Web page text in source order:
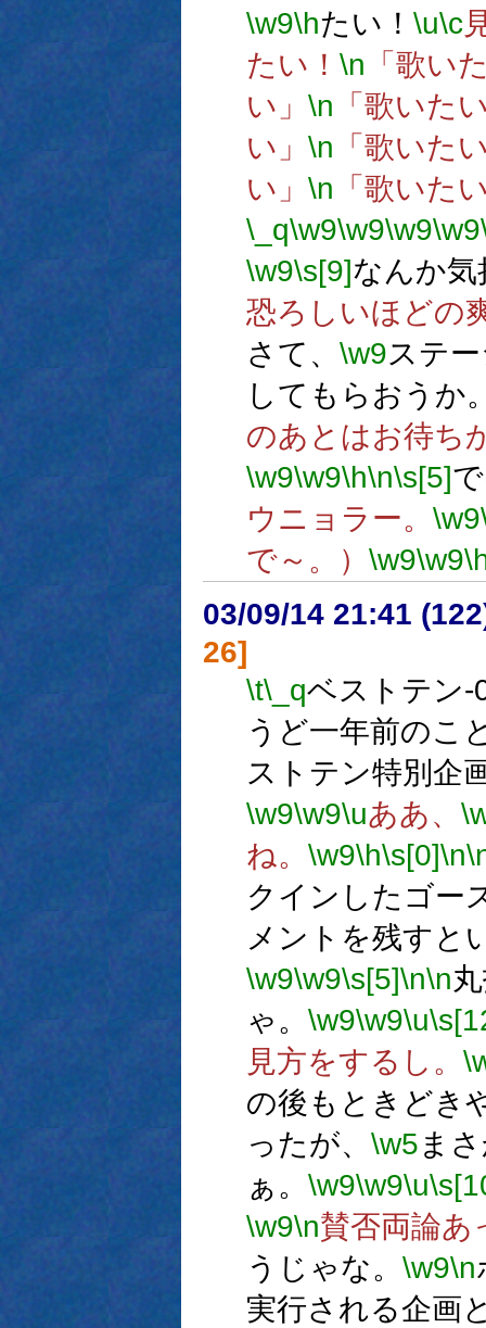
\w9\hたい！ \u\c
たい！ \n 「歌い
い」 \n 「歌いた
い」 \n 「歌いた
い」 \n 「歌いた
\_q\w9\w9\w9\w9
\w9\s[9]なんか
恐ろしいほどの
さて、 \w9ステ
してもらおうか
のあとはお待ち
\w9\w9\h\n\s[5]
ウニョラー。 \w9
で～。） \w9\w9
03/09/14 21:41
26]
\t\_qベストテン-
うど一年前のこ
ストテン特別企
\w9\w9\uああ、
ね。 \w9\h\s[0]\n
クインしたゴー
メントを残すと
\w9\w9\s[5]\n\n
ゃ。 \w9\w9\u
見方をするし。
の後もときどき
ったが、 \w5ま
ぁ。 \w9\w9\u
\w9\n賛否両論あ
うじゃな。 \w9\n
実行される企画